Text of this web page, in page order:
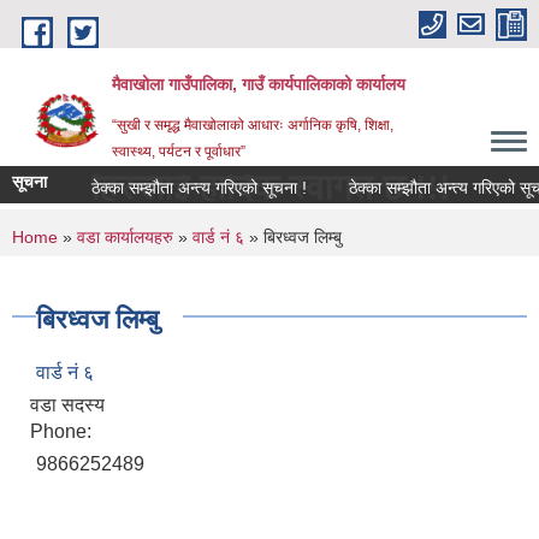
Skip to main content
मैवाखोला गाउँपालिका, गाउँ कार्यपालिकाको कार्यालय
“सुखी र समृद्ध मैवाखोलाको आधारः अर्गानिक कृषि, शिक्षा,
स्वास्थ्य, पर्यटन र पूर्वाधार”
हार्दिक स्वागत छ !!!
सूचना ठेक्का सम्झौता अन्त्य गरिएको सूचना ! ठेक्का सम्झौता अन्त्य गरिएको सूचना
You are here
Home » वडा कार्यालयहरु » वार्ड नं ६ » बिरध्वज लिम्बु
बिरध्वज लिम्बु
वार्ड नं ६
वडा सदस्य
Phone:
9866252489